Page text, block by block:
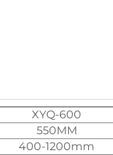
XYQ-600
550MM
400-1200mm